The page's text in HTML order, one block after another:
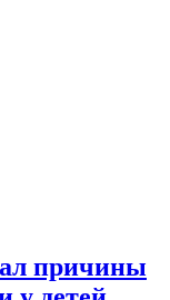
причины